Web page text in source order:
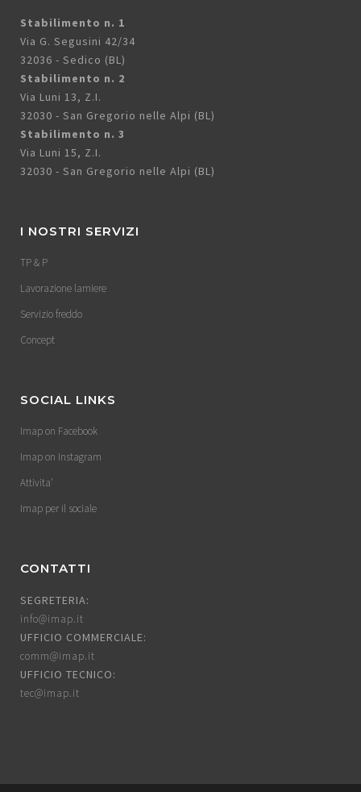
Stabilimento n. 1
Via G. Segusini 42/34
32036 - Sedico (BL)
Stabilimento n. 2
Via Luni 13, Z.I.
32030 - San Gregorio nelle Alpi (BL)
Stabilimento n. 3
Via Luni 15, Z.I.
32030 - San Gregorio nelle Alpi (BL)
I NOSTRI SERVIZI
TP & P
Lavorazione lamiere
Servizio freddo
Concept
SOCIAL LINKS
Imap on Facebook
Imap on Instagram
Attivita’
Imap per il sociale
CONTATTI
SEGRETERIA:
info@imap.it
UFFICIO COMMERCIALE:
comm@imap.it
UFFICIO TECNICO:
tec@imap.it